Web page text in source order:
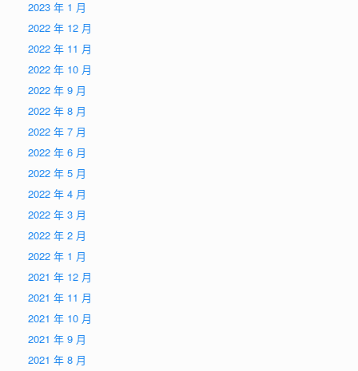
2023 年 1 月
2022 年 12 月
2022 年 11 月
2022 年 10 月
2022 年 9 月
2022 年 8 月
2022 年 7 月
2022 年 6 月
2022 年 5 月
2022 年 4 月
2022 年 3 月
2022 年 2 月
2022 年 1 月
2021 年 12 月
2021 年 11 月
2021 年 10 月
2021 年 9 月
2021 年 8 月